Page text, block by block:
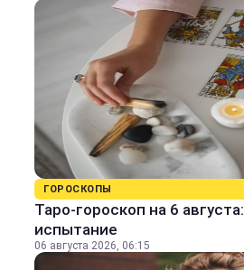
ГОРОСКОПЫ
Таро-гороскоп на 6
испытание
06 августа 2026, 06:15